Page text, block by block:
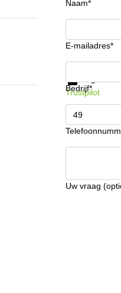
Naam*
E-mailadres*
Bedrijf*
Uw vraag
Krijg
Trustpilot